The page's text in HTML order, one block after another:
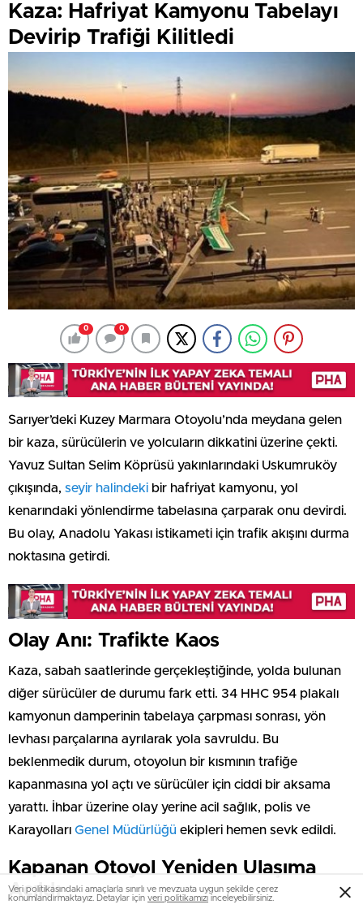
Kaza: Hafriyat Kamyonu Tabelayı
Devirip Trafiği Kilitledi
0 0
Sarıyer’deki Kuzey Marmara Otoyolu’nda meydana gelen
bir kaza, sürücülerin ve yolcuların dikkatini üzerine çekti.
Yavuz Sultan Selim Köprüsü yakınlarındaki Uskumruköy
çıkışında, seyir halindeki bir hafriyat kamyonu, yol
kenarındaki yönlendirme tabelasına çarparak onu devirdi.
Bu olay, Anadolu Yakası istikameti için trafik akışını durma
noktasına getirdi.
Olay Anı: Trafikte Kaos
Kaza, sabah saatlerinde gerçekleştiğinde, yolda bulunan
diğer sürücüler de durumu fark etti. 34 HHC 954 plakalı
kamyonun damperinin tabelaya çarpması sonrası, yön
levhası parçalarına ayrılarak yola savruldu. Bu
beklenmedik durum, otoyolun bir kısmının trafiğe
kapanmasına yol açtı ve sürücüler için ciddi bir aksama
yarattı. İhbar üzerine olay yerine acil sağlık, polis ve
Karayolları Genel Müdürlüğü ekipleri hemen sevk edildi.
Kapanan Otoyol Yeniden Ulaşıma
Açıldı
Veri politikasındaki amaçlarla sınırlı ve mevzuata uygun şekilde çerez
konumlandırmaktayız. Detaylar için veri politikamızı inceleyebilirsiniz.